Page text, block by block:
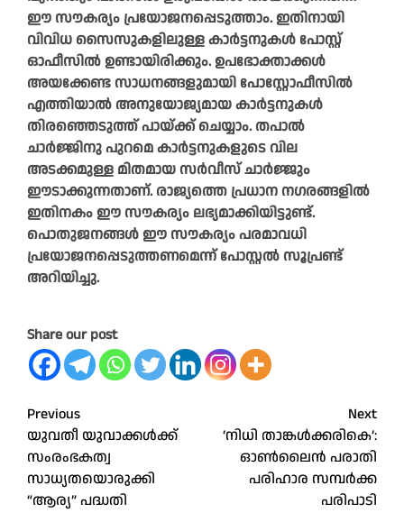
ഈ സൗകര്യം പ്രയോജനപ്പെടുത്താം. ഇതിനായി
വിവിധ സൈസുകളിലുള്ള കാർട്ടനുകൾ പോസ്റ്റ്
ഓഫീസിൽ ഉണ്ടായിരിക്കും. ഉപഭോക്താക്കൾ
അയക്കേണ്ട സാധനങ്ങളുമായി പോസ്റ്റോഫീസിൽ
എത്തിയാൽ അനുയോജ്യമായ കാർട്ടനുകൾ
തിരഞ്ഞെടുത്ത് പായ്ക്ക് ചെയ്യാം. തപാൽ
ചാർജ്ജിനു പുറമെ കാർട്ടനുകളുടെ വില
അടക്കമുള്ള മിതമായ സർവീസ് ചാർജ്ജും
ഈടാക്കുന്നതാണ്. രാജ്യത്തെ പ്രധാന നഗരങ്ങളിൽ
ഇതിനകം ഈ സൗകര്യം ലഭ്യമാക്കിയിട്ടുണ്ട്.
പൊതുജനങ്ങൾ ഈ സൗകര്യം പരമാവധി
പ്രയോജനപ്പെടുത്തണമെന്ന് പോസ്റ്റൽ സൂപ്രണ്ട്
അറിയിച്ചു.
Share our post
Post
navigation
Previous
യുവതീ യുവാക്കൾക്ക്
സംരംഭകത്വ
സാധ്യതയൊരുക്കി
“ആര്യ” പദ്ധതി
Next
‘നിധി താങ്കൾക്കരികെ’:
ഓൺലൈൻ പരാതി
പരിഹാര സമ്പർക്ക
പരിപാടി